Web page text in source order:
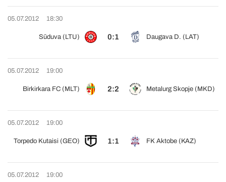
05.07.2012 18:30
Sūduva (LTU) 0:1 Daugava D. (LAT)
05.07.2012 19:00
Birkirkara FC (MLT) 2:2 Metalurg Skopje (MKD)
05.07.2012 19:00
Torpedo Kutaisi (GEO) 1:1 FK Aktobe (KAZ)
05.07.2012 19:00